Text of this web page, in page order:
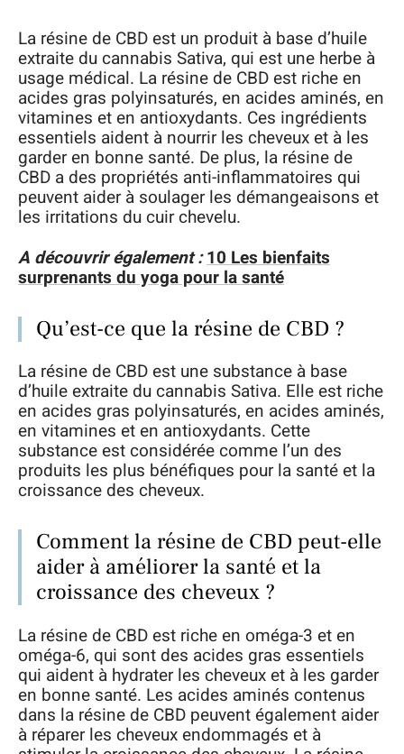
La résine de CBD est un produit à base d’huile
extraite du cannabis Sativa, qui est une herbe à
usage médical. La résine de CBD est riche en
acides gras polyinsaturés, en acides aminés, en
vitamines et en antioxydants. Ces ingrédients
essentiels aident à nourrir les cheveux et à les
garder en bonne santé. De plus, la résine de
CBD a des propriétés anti-inflammatoires qui
peuvent aider à soulager les démangeaisons et
les irritations du cuir chevelu.
A découvrir également : 10 Les bienfaits
surprenants du yoga pour la santé
Qu’est-ce que la résine de CBD ?
La résine de CBD est une substance à base
d’huile extraite du cannabis Sativa. Elle est riche
en acides gras polyinsaturés, en acides aminés,
en vitamines et en antioxydants. Cette
substance est considérée comme l’un des
produits les plus bénéfiques pour la santé et la
croissance des cheveux.
Comment la résine de CBD peut-elle
aider à améliorer la santé et la
croissance des cheveux ?
La résine de CBD est riche en oméga-3 et en
oméga-6, qui sont des acides gras essentiels
qui aident à hydrater les cheveux et à les garder
en bonne santé. Les acides aminés contenus
dans la résine de CBD peuvent également aider
à réparer les cheveux endommagés et à